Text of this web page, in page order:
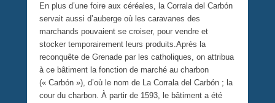
En plus d’une foire aux céréales, la Corrala del Carbón
servait aussi d’auberge où les caravanes des
marchands pouvaient se croiser, pour vendre et
stocker temporairement leurs produits.Après la
reconquête de Grenade par les catholiques, on attribua
à ce bâtiment la fonction de marché au charbon
(« Carbón »), d’où le nom de La Corrala del Carbón ; la
cour du charbon. À partir de 1593, le bâtiment a été